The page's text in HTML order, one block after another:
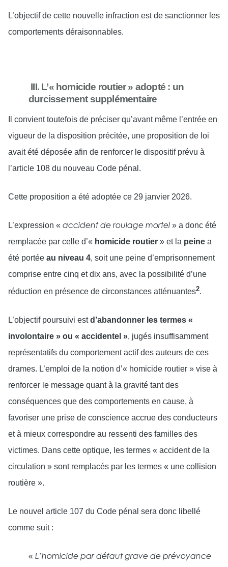
L’objectif de cette nouvelle infraction est de sanctionner les
comportements déraisonnables.
III. L’« homicide routier » adopté : un
durcissement supplémentaire
Il convient toutefois de préciser qu’avant même l’entrée en
vigueur de la disposition précitée, une proposition de loi
avait été déposée afin de renforcer le dispositif prévu à
l’article 108 du nouveau Code pénal.
Cette proposition a été adoptée ce 29 janvier 2026.
L’expression « accident de roulage mortel » a donc été
remplacée par celle d’« homicide routier » et la peine a
été portée au niveau 4, soit une peine d’emprisonnement
comprise entre cinq et dix ans, avec la possibilité d’une
réduction en présence de circonstances atténuantes2.
L’objectif poursuivi estd’abandonner les termes «
involontaire » ou « accidentel », jugés insuffisamment
représentatifs du comportement actif des auteurs de ces
drames. L’emploi de la notion d’« homicide routier » vise à
renforcer le message quant à la gravité tant des
conséquences que des comportements en cause, à
favoriser une prise de conscience accrue des conducteurs
et à mieux correspondre au ressenti des familles des
victimes. Dans cette optique, les termes « accident de la
circulation » sont remplacés par les termes « une collision
routière ».
Le nouvel article 107 du Code pénal sera donc libellé
comme suit :
« L’homicide par défaut grave de prévoyance